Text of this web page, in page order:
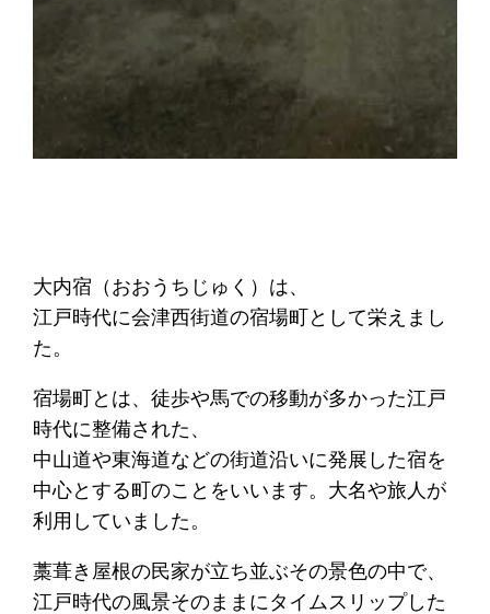
大内宿（おおうちじゅく）は、
江戸時代に会津西街道の宿場町として栄えまし
た。
宿場町とは、徒歩や馬での移動が多かった江戸
時代に整備された、
中山道や東海道などの街道沿いに発展した宿を
中心とする町のことをいいます。大名や旅人が
利用していました。
藁葺き屋根の民家が立ち並ぶその景色の中で、
江戸時代の風景そのままにタイムスリップした